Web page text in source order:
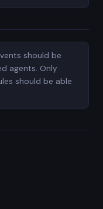
should be
agents. Only
should be able